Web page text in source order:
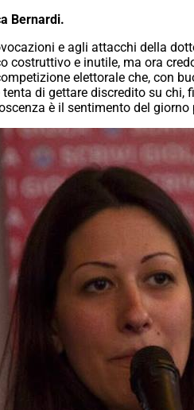
Bernardi.
e agli attacchi della
costruttivo e inutile, ma ora
elettorale che, con
di gettare discredito su
è il sentimento del giorno